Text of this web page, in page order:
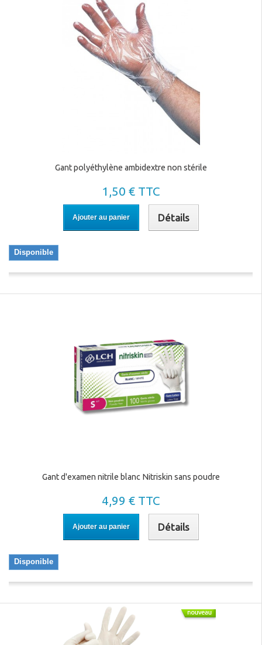
Gant polyéthylène ambidextre non stérile
1,50 € TTC
Ajouter au panier Détails
Disponible
Gant d'examen nitrile blanc Nitriskin sans poudre
4,99 € TTC
Ajouter au panier Détails
Disponible